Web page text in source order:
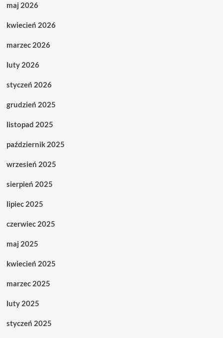
maj 2026
kwiecień 2026
marzec 2026
luty 2026
styczeń 2026
grudzień 2025
listopad 2025
październik 2025
wrzesień 2025
sierpień 2025
lipiec 2025
czerwiec 2025
maj 2025
kwiecień 2025
marzec 2025
luty 2025
styczeń 2025